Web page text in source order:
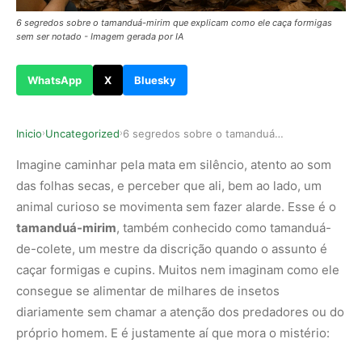
6 segredos sobre o tamanduá-mirim que explicam como ele caça formigas
sem ser notado - Imagem gerada por IA
WhatsApp X Bluesky
Inicio›Uncategorized› 6 segredos sobre o tamanduá-mirim que explicam …
Imagine caminhar pela mata em silêncio, atento ao som
das folhas secas, e perceber que ali, bem ao lado, um
animal curioso se movimenta sem fazer alarde. Esse é o
tamanduá-mirim, também conhecido como tamanduá-
de-colete, um mestre da discrição quando o assunto é
caçar formigas e cupins. Muitos nem imaginam como ele
consegue se alimentar de milhares de insetos
diariamente sem chamar a atenção dos predadores ou do
próprio homem. E é justamente aí que mora o mistério: